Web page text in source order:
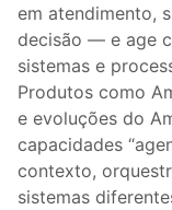
em atendimento,
decisão — e age
sistemas e
Produtos como
e evoluções do
capacidades
contexto,
sistemas